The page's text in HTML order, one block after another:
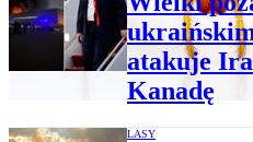
atakuje
Kanadę
LASY